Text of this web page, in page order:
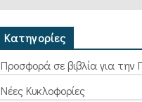
Κατηγορίες
Προσφορά σε βιβλία για την
Νέες Κυκλοφορίες